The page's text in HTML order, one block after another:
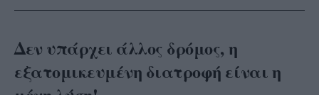
Δεν υπάρχει άλλος δρόμος, η
εξατομικευμένη διατροφή είναι η